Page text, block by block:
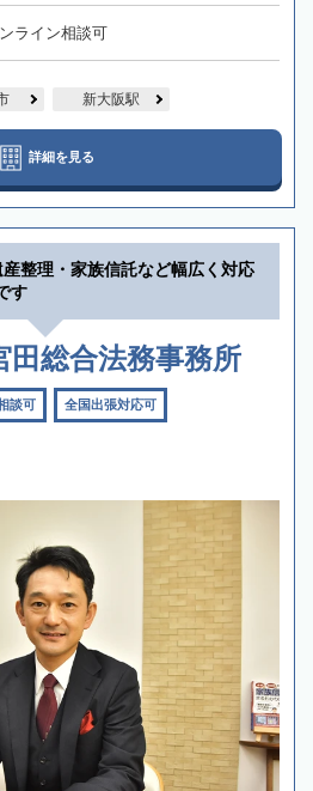
ライン相談可
新大阪駅
詳細を見る
産整理・家族信託など幅広く対応
す
田総合法務事務所
談可 全国出張対応可